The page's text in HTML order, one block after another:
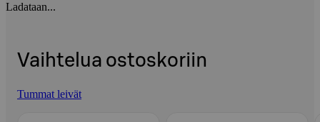
Ladataan...
Vaihtelua ostoskoriin
Tummat leivät